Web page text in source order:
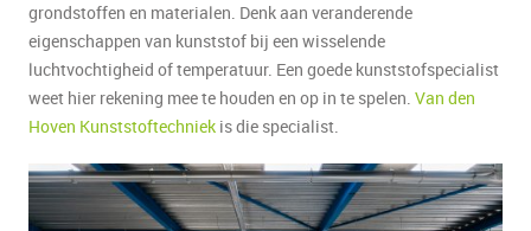
grondstoffen en materialen. Denk aan veranderende
eigenschappen van kunststof bij een wisselende
luchtvochtigheid of temperatuur. Een goede kunststofspecialist
weet hier rekening mee te houden en op in te spelen. Van den
Hoven Kunststoftechniek is die specialist.